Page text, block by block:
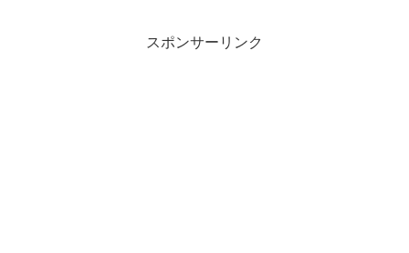
スポンサーリンク